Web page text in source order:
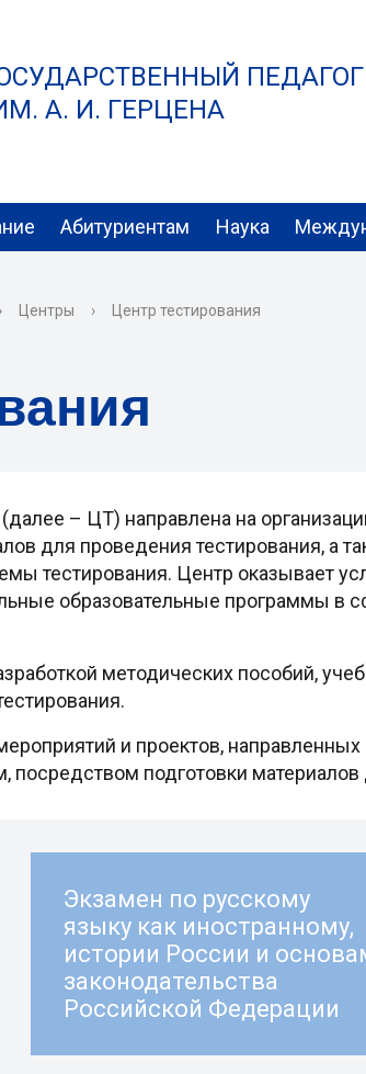
А. И. ГЕРЦЕНА
Абитуриентам Наука
› Центры › Центр тестирования
– ЦТ) направлена на
для проведения тестирования, а
тестирования. Центр оказывает
образовательные программы в
методических пособий,
и проектов, направленных
посредством подготовки
Экзамен по русскому
языку как иностранному,
истории России и
законодательства
Российской Федерации